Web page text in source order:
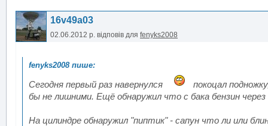
16v49a03
02.06.2012 р. відповів для fenyks2008
Сегодня первый раз навернулся
покоцал
бы не лишними. Ещё обнаружил что с бака бензин
На цилиндре обнаружил "пиптик" - сапун что ли или